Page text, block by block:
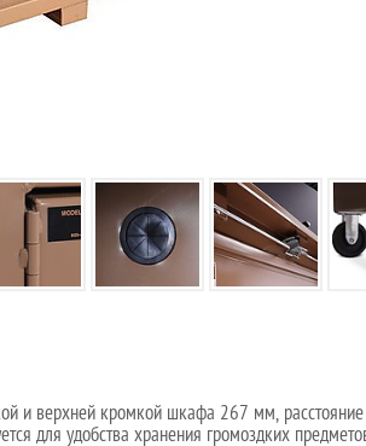
и верхней кромкой шкафа 267 мм,
для удобства хранения громоздких